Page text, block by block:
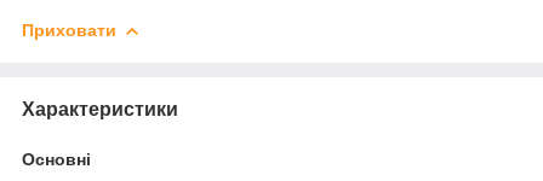
Приховати
Характеристики
Основні